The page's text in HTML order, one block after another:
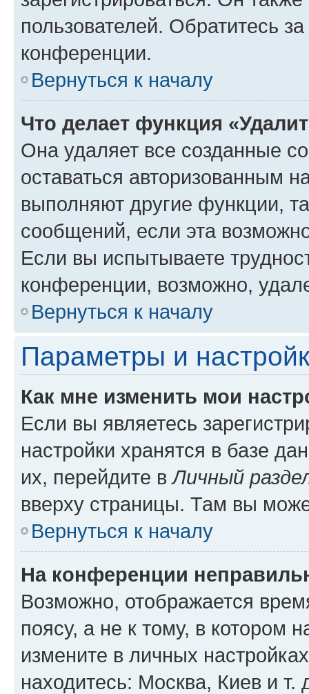
пользователей. Обратитесь
конференции.
Вернуться к началу
Что делает функция
Она удаляет все созданные
оставаться авторизованным
выполняют другие функции,
сообщений, если эта
Если вы испытываете
конференции, возможно,
Вернуться к началу
Параметры и
Как мне изменить мои
Если вы являетесь
настройки хранятся в базе
их, перейдите вЛичный
вверху страницы. Там вы
Вернуться к началу
На конференции
Возможно, отображается
поясу, а не к тому, в котором
измените в личных
находитесь: Москва, Киев и т.